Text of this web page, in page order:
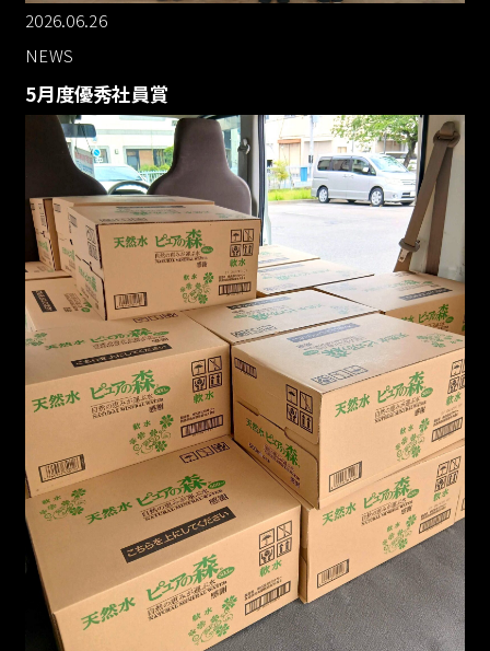
2026.06.26
NEWS
5月度優秀社員賞